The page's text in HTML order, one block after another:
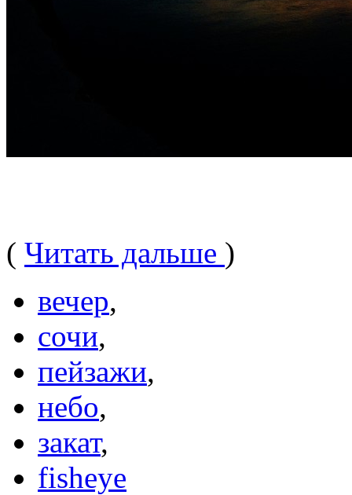
( Читать дальше )
вечер,
сочи,
пейзажи,
небо,
закат,
fisheye